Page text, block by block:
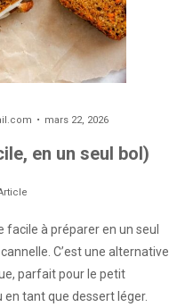
mars 22, 2026
en un seul bol)
facile à préparer en un seul
C’est une alternative
parfait pour le petit
en tant que dessert léger.